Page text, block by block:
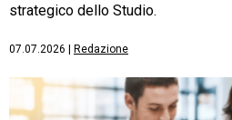
strategico dello Studio.
07.07.2026 Redazione